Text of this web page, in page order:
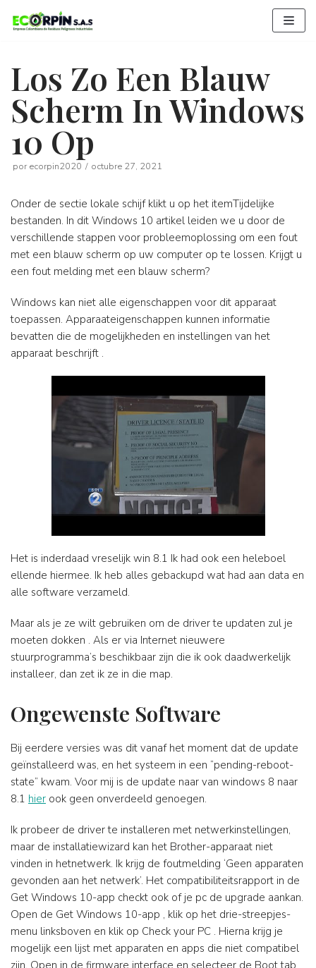
Saltar
al
Los Zo Een Blauw
Scherm In Windows
10 Op
por ecorpin2020 octubre 27, 2021
Onder de sectie lokale schijf klikt u op het itemTijdelijke
bestanden. In dit Windows 10 artikel leiden we u door de
verschillende stappen voor probleemoplossing om een ​​fout
met een blauw scherm op uw computer op te lossen. Krijgt u
een fout melding met een blauw scherm?
Windows kan niet alle eigenschappen voor dit apparaat
toepassen. Apparaateigenschappen kunnen informatie
bevatten die de mogelijkheden en instellingen van het
apparaat beschrijft .
Het is inderdaad vreselijk win 8.1 Ik had ook een heleboel
ellende hiermee. Ik heb alles gebackupd wat had aan data en
alle software verzameld.
Maar als je ze wilt gebruiken om de driver te updaten zul je
moeten dokken . Als er via Internet nieuwere
stuurprogramma’s beschikbaar zijn die ik ook daadwerkelijk
installeer, dan zet ik ze in die map.
Ongewenste Software
Bij eerdere versies was dit vanaf het moment dat de update
geïnstalleerd was, en het systeem in een “pending-reboot-
state” kwam. Voor mij is de update naar van windows 8 naar
8.1 hier ook geen onverdeeld genoegen.
Ik probeer de driver te installeren met netwerkinstellingen,
maar de installatiewizard kan het Brother-apparaat niet
vinden in hetnetwerk. Ik krijg de foutmelding ‘Geen apparaten
gevonden aan het netwerk’. Het compatibiliteitsrapport in de
Get Windows 10-app checkt ook of je pc de upgrade aankan.
Open de Get Windows 10-app , klik op het drie-streepjes-
menu linksboven en klik op Check your PC . Hierna krijg je
mogelijk een lijst met apparaten en apps die niet compatibel